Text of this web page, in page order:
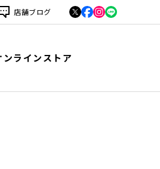
店舗ブログ
ンラインストア